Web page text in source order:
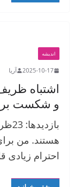
اندیشه
2025-10-17 آریا
اشتباه
و شکست
هستند. من
احترام زیادی